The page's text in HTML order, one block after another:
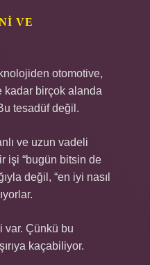
VE
otomotive,
kadar birçok alanda
tesadüf değil.
ve uzun vadeli
işi “bugün bitsin de
değil, “en iyi nasıl
var. Çünkü bu
kaçabiliyor.